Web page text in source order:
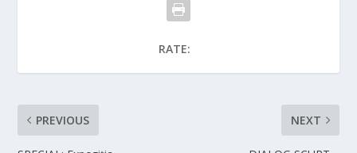
RATE:
PREVIOUS NEXT